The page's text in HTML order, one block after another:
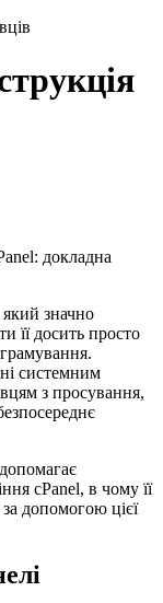
докладна
значно
її досить просто
системним
з просування,
cPanel, в чому її
допомогою цієї